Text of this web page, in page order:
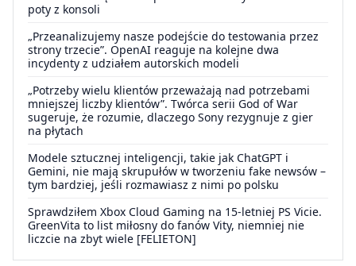
poty z konsoli
„Przeanalizujemy nasze podejście do testowania przez
strony trzecie”. OpenAI reaguje na kolejne dwa
incydenty z udziałem autorskich modeli
„Potrzeby wielu klientów przeważają nad potrzebami
mniejszej liczby klientów”. Twórca serii God of War
sugeruje, że rozumie, dlaczego Sony rezygnuje z gier
na płytach
Modele sztucznej inteligencji, takie jak ChatGPT i
Gemini, nie mają skrupułów w tworzeniu fake newsów –
tym bardziej, jeśli rozmawiasz z nimi po polsku
Sprawdziłem Xbox Cloud Gaming na 15-letniej PS Vicie.
GreenVita to list miłosny do fanów Vity, niemniej nie
liczcie na zbyt wiele [FELIETON]